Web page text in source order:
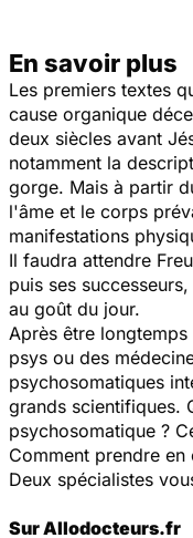
En savoir plus
Les premiers textes
cause organique
deux siècles avant
notamment la
gorge. Mais à partir
l'âme et le corps
manifestations
Il faudra attendre
puis ses
au goût du jour.
Après être
psys ou des
psychosomatiques
grands scientifiques.
psychosomatique ?
Comment prendre
Deux spécialistes
Sur Allodocteurs.fr